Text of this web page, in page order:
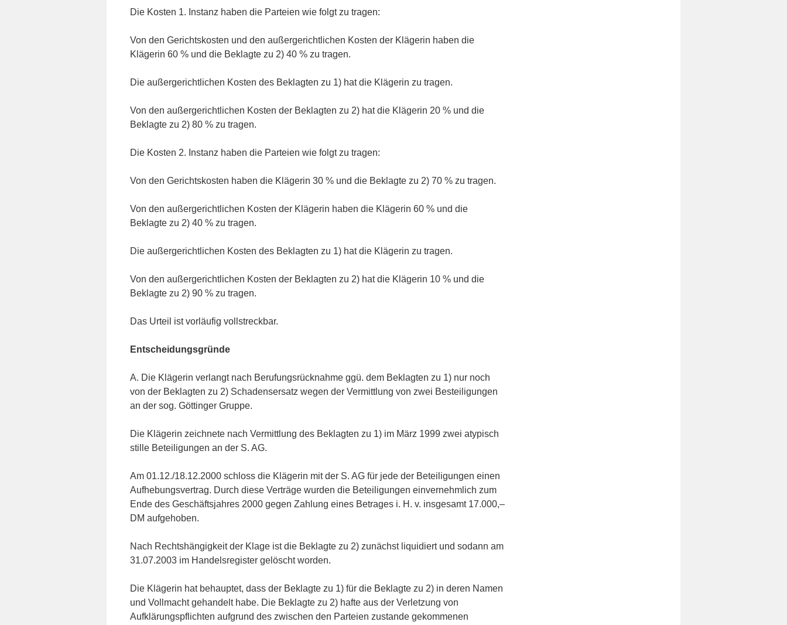
Die Kosten 1. Instanz haben die Parteien wie folgt zu tragen:
Von den Gerichtskosten und den außergerichtlichen Kosten der Klägerin haben die
Klägerin 60 % und die Beklagte zu 2) 40 % zu tragen.
Die außergerichtlichen Kosten des Beklagten zu 1) hat die Klägerin zu tragen.
Von den außergerichtlichen Kosten der Beklagten zu 2) hat die Klägerin 20 % und die
Beklagte zu 2) 80 % zu tragen.
Die Kosten 2. Instanz haben die Parteien wie folgt zu tragen:
Von den Gerichtskosten haben die Klägerin 30 % und die Beklagte zu 2) 70 % zu tragen.
Von den außergerichtlichen Kosten der Klägerin haben die Klägerin 60 % und die
Beklagte zu 2) 40 % zu tragen.
Die außergerichtlichen Kosten des Beklagten zu 1) hat die Klägerin zu tragen.
Von den außergerichtlichen Kosten der Beklagten zu 2) hat die Klägerin 10 % und die
Beklagte zu 2) 90 % zu tragen.
Das Urteil ist vorläufig vollstreckbar.
Entscheidungsgründe
A. Die Klägerin verlangt nach Berufungsrücknahme ggü. dem Beklagten zu 1) nur noch
von der Beklagten zu 2) Schadensersatz wegen der Vermittlung von zwei Besteiligungen
an der sog. Göttinger Gruppe.
Die Klägerin zeichnete nach Vermittlung des Beklagten zu 1) im März 1999 zwei atypisch
stille Beteiligungen an der S. AG.
Am 01.12./18.12.2000 schloss die Klägerin mit der S. AG für jede der Beteiligungen einen
Aufhebungsvertrag. Durch diese Verträge wurden die Beteiligungen einvernehmlich zum
Ende des Geschäftsjahres 2000 gegen Zahlung eines Betrages i. H. v. insgesamt 17.000,–
DM aufgehoben.
Nach Rechtshängigkeit der Klage ist die Beklagte zu 2) zunächst liquidiert und sodann am
31.07.2003 im Handelsregister gelöscht worden.
Die Klägerin hat behauptet, dass der Beklagte zu 1) für die Beklagte zu 2) in deren Namen
und Vollmacht gehandelt habe. Die Beklagte zu 2) hafte aus der Verletzung von
Aufklärungspflichten aufgrund des zwischen den Parteien zustande gekommenen